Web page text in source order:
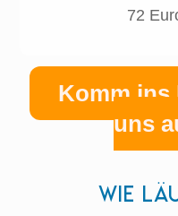
72
Komm ins
uns
Wie